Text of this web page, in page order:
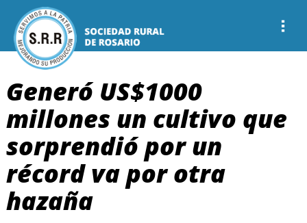
Generó US$1000
millones un cultivo que
sorprendió por un
récord va por otra
hazaña